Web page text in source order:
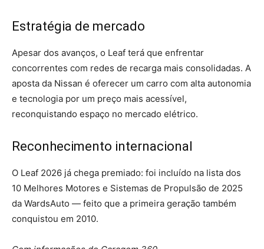
Estratégia de mercado
Apesar dos avanços, o Leaf terá que enfrentar
concorrentes com redes de recarga mais consolidadas. A
aposta da Nissan é oferecer um carro com alta autonomia
e tecnologia por um preço mais acessível,
reconquistando espaço no mercado elétrico.
Reconhecimento internacional
O Leaf 2026 já chega premiado: foi incluído na lista dos
10 Melhores Motores e Sistemas de Propulsão de 2025
da WardsAuto — feito que a primeira geração também
conquistou em 2010.